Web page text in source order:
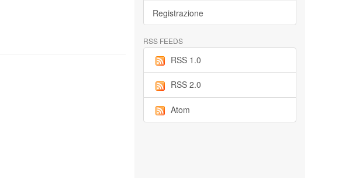
Registrazione
RSS FEEDS
RSS 1.0
RSS 2.0
Atom